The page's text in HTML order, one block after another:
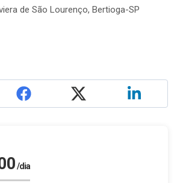
de São Lourenço, Bertioga-SP
/dia